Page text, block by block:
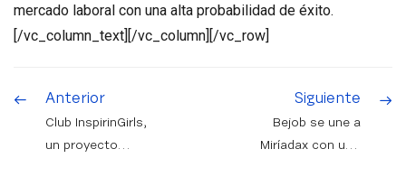
mercado laboral con una alta probabilidad de éxito.
[/vc_column_text][/vc_column][/vc_row]
Anterior
Club InspirinGirls,
un proyecto
Siguiente
Bejob se une a
Miríadax con uno